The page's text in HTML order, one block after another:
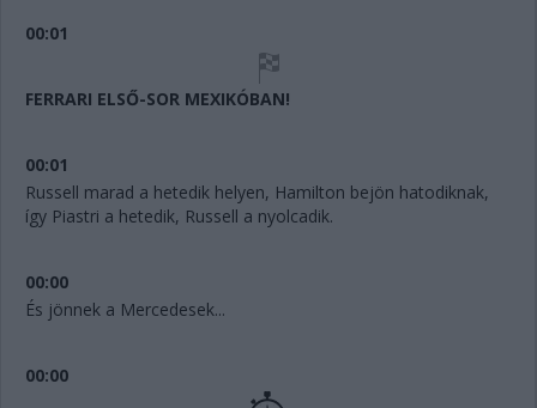
00:01
FERRARI ELSŐ-SOR MEXIKÓBAN!
00:01
Russell marad a hetedik helyen, Hamilton bejön hatodiknak,
így Piastri a hetedik, Russell a nyolcadik.
00:00
És jönnek a Mercedesek...
00:00